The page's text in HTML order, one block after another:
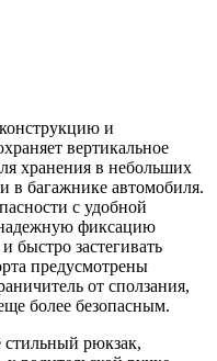
и
вертикальное
хранения в небольших
в багажнике автомобиля.
с удобной
фиксацию
быстро застегивать
предусмотрены
от сползания,
более безопасным.
стильный рюкзак,